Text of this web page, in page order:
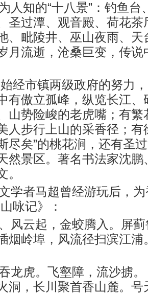
人知的“十八景”：钓鱼
圣过潭、观音殿、荷花
、毗陵井、巫山夜雨、
月流逝，沧桑巨变，传
经市镇两级政府的努力
有傲立孤峰，纵览长江
山势险峻的老虎嘴；有
人步行上山的采香径；有
尽矣”的桃花涧，还有圣
然景区。著名书法家沈
。
学者马超曾经游玩后，
咏记》：
风云起，金蛟腾入。屏
烟岭埠，风流径扫滨江
龙虎。飞壑障，流沙掳
洞，长川聚首香山麓。